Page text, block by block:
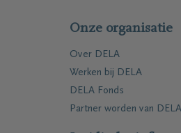
Onze organisatie
Over DELA
Werken bij DELA
DELA Fonds
Partner worden van DELA